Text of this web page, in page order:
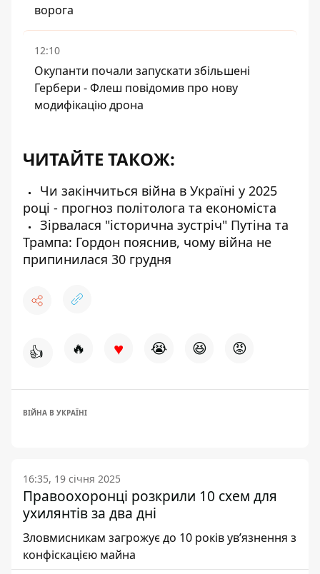
ворога
12:10
Окупанти почали запускати збільшені
Гербери - Флеш повідомив про нову
модифікацію дрона
ЧИТАЙТЕ ТАКОЖ:
Чи закінчиться війна в Україні у 2025
році - прогноз політолога та економіста
Зірвалася "історична зустріч" Путіна та
Трампа: Гордон пояснив, чому війна не
припинилася 30 грудня
👍 🔥 ♥ 😭 😆 😡
ВІЙНА В УКРАЇНІ
16:35, 19 січня 2025
Правоохоронці розкрили 10 схем для
ухилянтів за два дні
Зловмисникам загрожує до 10 років ув’язнення з
конфіскацією майна